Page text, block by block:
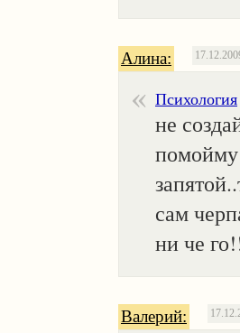
Алина:
Психология
не
сам
ни че
Валерий: